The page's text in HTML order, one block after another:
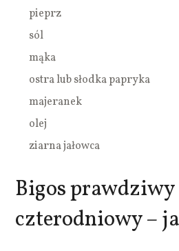
pieprz
sól
mąka
ostra lub słodka papryka
majeranek
olej
ziarna jałowca
Bigos prawdziwy
czterodniowy –